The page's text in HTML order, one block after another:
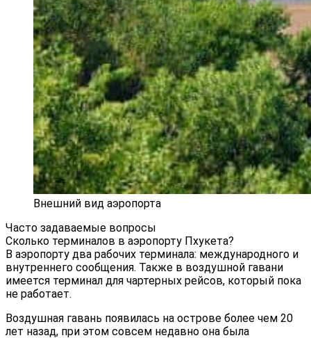
Внешний вид аэропорта
Часто задаваемые вопросы
Сколько терминалов в аэропорту Пхукета?
В аэропорту два рабочих терминала: международного и
внутреннего сообщения. Также в воздушной гавани
имеется терминал для чартерных рейсов, который пока
не работает.
Воздушная гавань появилась на острове более чем 20
лет назад, при этом совсем недавно она была